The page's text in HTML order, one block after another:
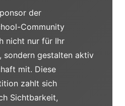
der
Community
nicht nur für Ihr
sondern gestalten aktiv
mit. Diese
zahlt sich
Sichtbarkeit,